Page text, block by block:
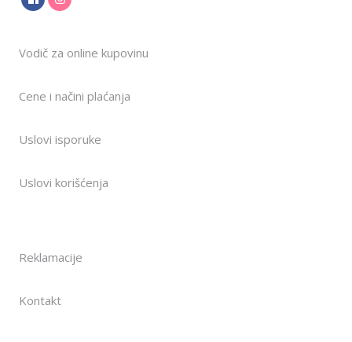
Vodič za online kupovinu
Cene i načini plaćanja
Uslovi isporuke
Uslovi korišćenja
Reklamacije
Kontakt